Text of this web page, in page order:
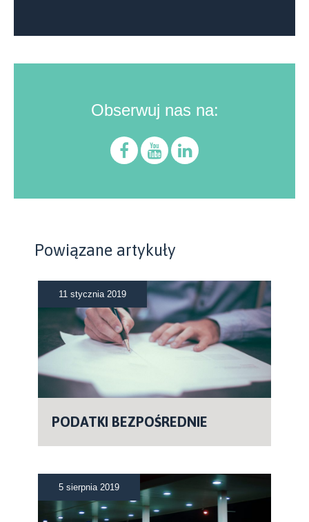
Obserwuj nas na:
Powiązane artykuły
11 stycznia 2019
PODATKI BEZPOŚREDNIE
5 sierpnia 2019